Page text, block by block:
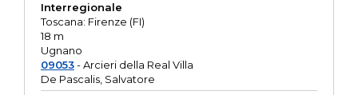
Interregionale
Toscana: Firenze (FI)
18 m
Ugnano
09053- Arcieri della Real Villa
De Pascalis, Salvatore